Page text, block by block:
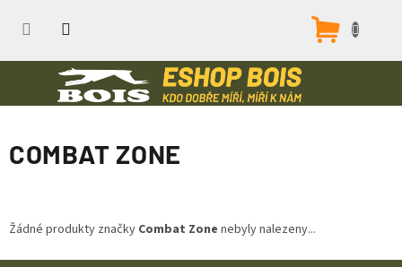
COMBAT ZONE
Žádné produkty značky Combat Zone nebyly nalezeny...